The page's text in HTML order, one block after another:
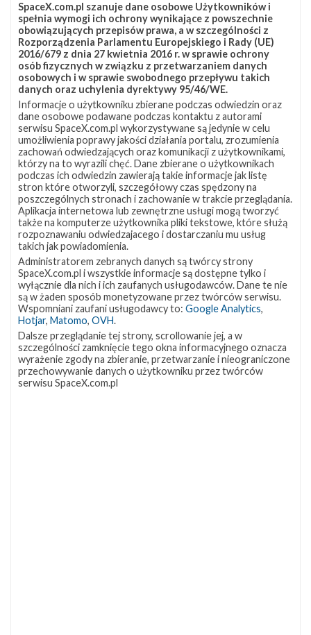
Starlink Group 17-40
28 czerwca 202618:09
SUKCES
Rakieta
Falcon 9 Block 5
Miejsce startu
VSFB SLC-4E
Pokaż
lokalizację
VSFB
SLC-
4E w
Google
Maps
Ładunek
24 satelity Starlink V2 Mini Optimized
Docelowa orbita
LEO
Miejsce lądowania
Lądowanie
udane
Booster
1088.17
#685
SpaceX.com.pl szanuje dane osobowe Użytkowników i
spełnia wymogi ich ochrony wynikające z powszechnie
obowiązujących przepisów prawa, a w szczególności z
Rozporządzenia Parlamentu Europejskiego i Rady (UE)
2016/679 z dnia 27 kwietnia 2016 r. w sprawie ochrony
osób fizycznych w związku z przetwarzaniem danych
osobowych i w sprawie swobodnego przepływu takich
danych oraz uchylenia dyrektywy 95/46/WE.
Informacje o użytkowniku zbierane podczas odwiedzin oraz
dane osobowe podawane podczas kontaktu z autorami
serwisu SpaceX.com.pl wykorzystywane są jedynie w celu
umożliwienia poprawy jakości działania portalu, zrozumienia
zachowań odwiedzających oraz komunikacji z użytkownikami,
którzy na to wyrazili chęć. Dane zbierane o użytkownikach
podczas ich odwiedzin zawierają takie informacje jak listę
stron które otworzyli, szczegółowy czas spędzony na
poszczególnych stronach i zachowanie w trakcie przeglądania.
Aplikacja internetowa lub zewnętrzne usługi mogą tworzyć
także na komputerze użytkownika pliki tekstowe, które służą
rozpoznawaniu odwiedzajacego i dostarczaniu mu usług
takich jak powiadomienia.
Administratorem zebranych danych są twórcy strony
SpaceX.com.pl i wszystkie informacje są dostępne tylko i
wyłącznie dla nich i ich zaufanych usługodawców. Dane te nie
są w żaden sposób monetyzowane przez twórców serwisu.
Wspomniani zaufani usługodawcy to: Google Analytics,
Hotjar, Matomo, OVH.
Dalsze przeglądanie tej strony, scrollowanie jej, a w
szczególności zamknięcie tego okna informacyjnego oznacza
wyrażenie zgody na zbieranie, przetwarzanie i nieograniczone
przechowywanie danych o użytkowniku przez twórców
serwisu SpaceX.com.pl